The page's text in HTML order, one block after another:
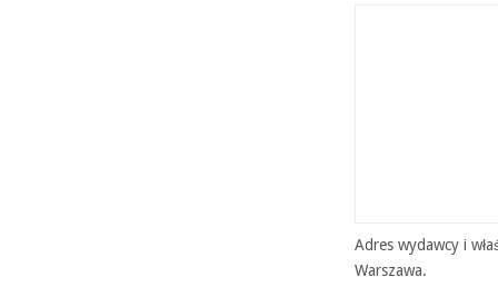
Adres wydawcy i
Warszawa.